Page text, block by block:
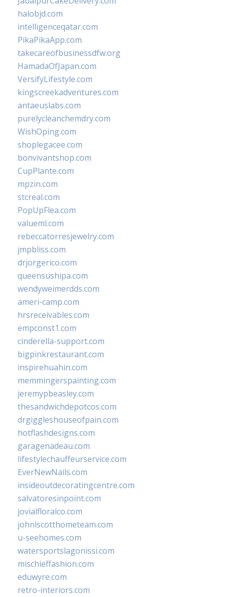
halobjd.com
intelligenceqatar.com
PikaPikaApp.com
takecareofbusinessdfw.org
HamadaOfJapan.com
VersifyLifestyle.com
kingscreekadventures.com
antaeuslabs.com
purelycleanchemdry.com
WishOping.com
shoplegacee.com
bonvivantshop.com
CupPlante.com
mpzin.com
stcreal.com
PopUpFlea.com
valueml.com
rebeccatorresjewelry.com
jmpbliss.com
drjorgerico.com
queensushipa.com
wendyweimerdds.com
ameri-camp.com
hrsreceivables.com
empconst1.com
cinderella-support.com
bigpinkrestaurant.com
inspirehuahin.com
memmingerspainting.com
jeremypbeasley.com
thesandwichdepotcos.com
drgiggleshouseofpain.com
hotflashdesigns.com
garagenadeau.com
lifestylechauffeurservice.com
EverNewNails.com
insideoutdecoratingcentre.com
salvatoresinpoint.com
jovialfloralco.com
johnlscotthometeam.com
u-seehomes.com
watersportslagonissi.com
mischieffashion.com
eduwyre.com
retro-interiors.com